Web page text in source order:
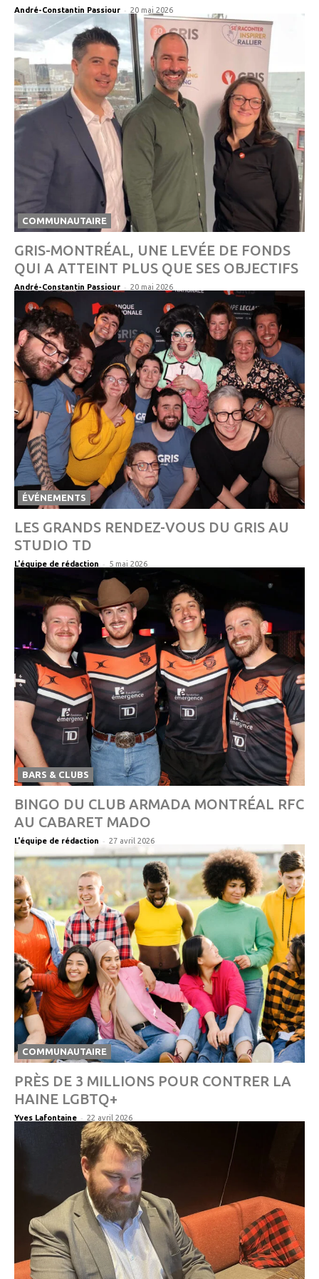
André-Constantin Passiour - 20 mai 2026
COMMUNAUTAIRE
GRIS-MONTRÉAL, UNE LEVÉE DE FONDS
QUI A ATTEINT PLUS QUE SES OBJECTIFS
André-Constantin Passiour - 20 mai 2026
ÉVÉNEMENTS
LES GRANDS RENDEZ-VOUS DU GRIS AU
STUDIO TD
L'équipe de rédaction - 5 mai 2026
BARS & CLUBS
BINGO DU CLUB ARMADA MONTRÉAL RFC
AU CABARET MADO
L'équipe de rédaction - 27 avril 2026
COMMUNAUTAIRE
PRÈS DE 3 MILLIONS POUR CONTRER LA
HAINE LGBTQ+
Yves Lafontaine - 22 avril 2026